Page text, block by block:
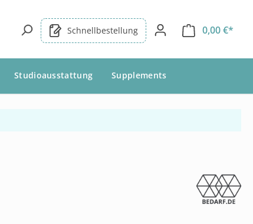
Schnellbestellung 0,00 €*
Studioausstattung Supplements